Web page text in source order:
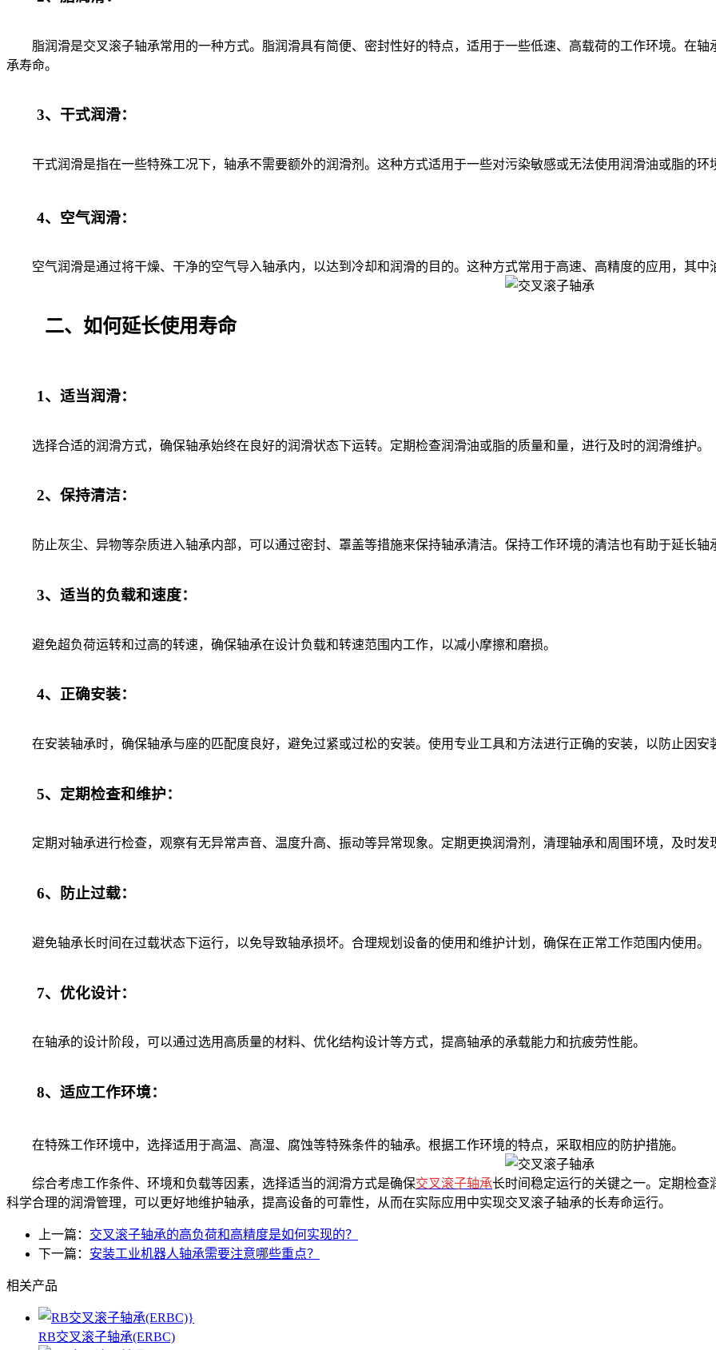
脂润滑是交叉滚子轴承常用的一种方式。脂润滑具有简便、密封性好的特点，适用于一些低速、高载荷的工作环境。在轴
承寿命。
3、干式润滑：
干式润滑是指在一些特殊工况下，轴承不需要额外的润滑剂。这种方式适用于一些对污染敏感或无法使用润滑油或脂的环
4、空气润滑：
空气润滑是通过将干燥、干净的空气导入轴承内，以达到冷却和润滑的目的。这种方式常用于高速、高精度的应用，其中
二、如何延长使用寿命
1、适当润滑：
选择合适的润滑方式，确保轴承始终在良好的润滑状态下运转。定期检查润滑油或脂的质量和量，进行及时的润滑维护。
2、保持清洁：
防止灰尘、异物等杂质进入轴承内部，可以通过密封、罩盖等措施来保持轴承清洁。保持工作环境的清洁也有助于延长轴
3、适当的负载和速度：
避免超负荷运转和过高的转速，确保轴承在设计负载和转速范围内工作，以减小摩擦和磨损。
4、正确安装：
在安装轴承时，确保轴承与座的匹配度良好，避免过紧或过松的安装。使用专业工具和方法进行正确的安装，以防止因安
5、定期检查和维护：
定期对轴承进行检查，观察有无异常声音、温度升高、振动等异常现象。定期更换润滑剂，清理轴承和周围环境，及时发
6、防止过载：
避免轴承长时间在过载状态下运行，以免导致轴承损坏。合理规划设备的使用和维护计划，确保在正常工作范围内使用。
7、优化设计：
在轴承的设计阶段，可以通过选用高质量的材料、优化结构设计等方式，提高轴承的承载能力和抗疲劳性能。
8、适应工作环境：
在特殊工作环境中，选择适用于高温、高湿、腐蚀等特殊条件的轴承。根据工作环境的特点，采取相应的防护措施。
综合考虑工作条件、环境和负载等因素，选择适当的润滑方式是确保交叉滚子轴承长时间稳定运行的关键之一。定期检
科学合理的润滑管理，可以更好地维护轴承，提高设备的可靠性，从而在实际应用中实现交叉滚子轴承的长寿命运行。
上一篇： 交叉滚子轴承的高负荷和高精度是如何实现的？
下一篇： 安装工业机器人轴承需要注意哪些重点？
相关产品
RB交叉滚子轴承(ERBC)